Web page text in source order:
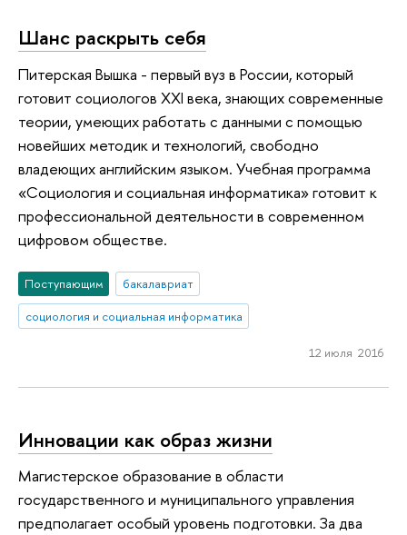
Шанс раскрыть себя
Питерская Вышка - первый вуз в России, который
готовит социологов XXI века, знающих современные
теории, умеющих работать с данными с помощью
новейших методик и технологий, свободно
владеющих английским языком. Учебная программа
«Социология и социальная информатика» готовит к
профессиональной деятельности в современном
цифровом обществе.
Поступающим
бакалавриат
социология и социальная информатика
12 июля 2016
Инновации как образ жизни
Магистерское образование в области
государственного и муниципального управления
предполагает особый уровень подготовки. За два